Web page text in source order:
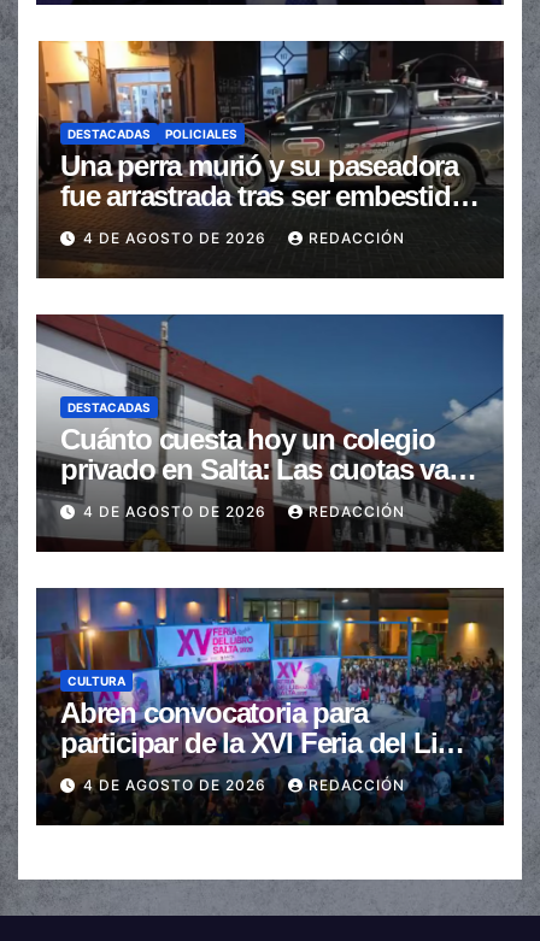
DESTACADAS POLICIALES
Una perra murió y su paseadora
fue arrastrada tras ser embestidas
en la senda peatonal
4 DE AGOSTO DE 2026 REDACCIÓN
DESTACADAS
Cuánto cuesta hoy un colegio
privado en Salta: Las cuotas van
de $110.000 a más de $600.000
4 DE AGOSTO DE 2026 REDACCIÓN
CULTURA
Abren convocatoria para
participar de la XVI Feria del Libro
de Salta
4 DE AGOSTO DE 2026 REDACCIÓN